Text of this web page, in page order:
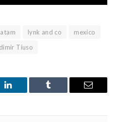
lynk and co
mexico
Tiuso
LinkedIn Tumblr Email